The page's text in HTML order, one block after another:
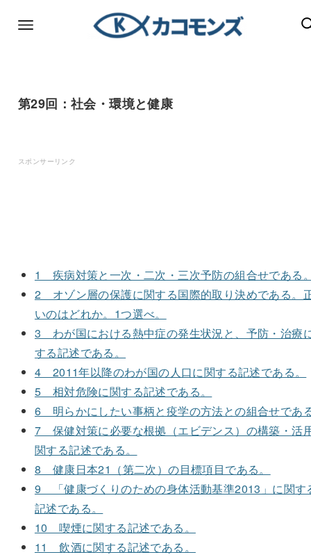
第29回：社会・環境と健康
スポンサーリンク
1 疾病対策と一次・二次・三次予防の組合せである
2 オゾン層の保護に関する国際的取り決めである。
いのはどれか。1つ選べ。
3 わが国における熱中症の発生状況と、予防・治療
する記述である。
4 2011年以降のわが国の人口に関する記述である。
5 相対危険に関する記述である。
6 明らかにしたい事柄と疫学の方法との組合せであ
7 保健対策に必要な根拠（エビデンス）の構築・活
関する記述である。
8 健康日本21（第二次）の目標項目である。
9 「健康づくりのための身体活動基準2013」に関す
記述である。
10 喫煙に関する記述である。
11 飲酒に関する記述である。